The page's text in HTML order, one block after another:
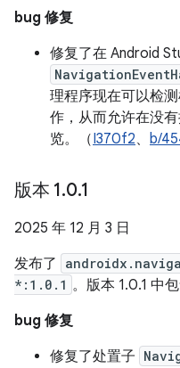
bug 修复
修复了在 Android
理程序现在可以检
作，从而允许在没
览。（I370f2、 b/
版本 1.0.1
2025 年 12 月 3 日
发布了
*:1.0.1 。版本 1.0.1 中
bug 修复
修复了处置子